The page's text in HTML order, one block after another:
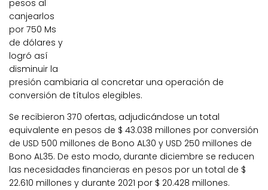
pesos al
canjearlos
por 750 Ms
de dólares y
logró así
disminuir la
presión cambiaria al concretar una operación de
conversión de títulos elegibles.
Se recibieron 370 ofertas, adjudicándose un total
equivalente en pesos de $ 43.038 millones por conversión
de USD 500 millones de Bono AL30 y USD 250 millones de
Bono AL35. De esto modo, durante diciembre se reducen
las necesidades financieras en pesos por un total de $
22.610 millones y durante 2021 por $ 20.428 millones.